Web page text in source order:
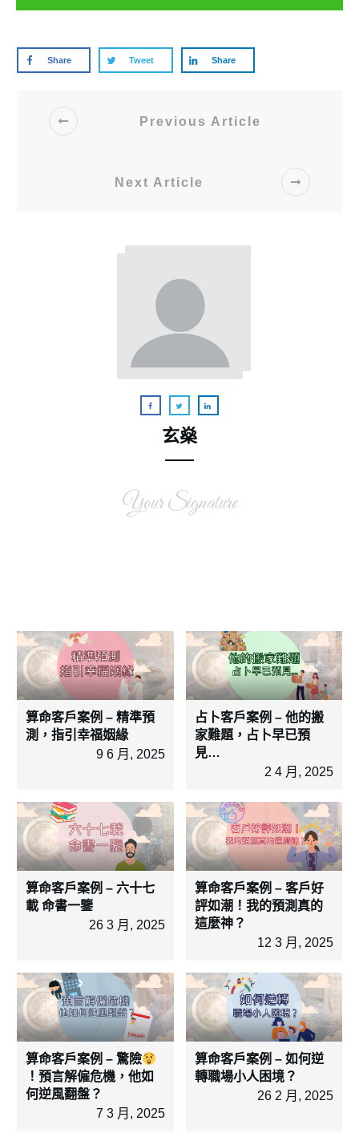
Share Tweet Share
Previous Article
Next Article
玄燊
Your Signature
算命客戶案例 – 精準預
測，指引幸福姻緣
9 6 月, 2025
占卜客戶案例 – 他的搬
家難題，占卜早已預
見…
2 4 月, 2025
算命客戶案例 – 六十七
載 命書一鑒
26 3 月, 2025
算命客戶案例 – 客戶好
評如潮！我的預測真的
這麼神？
12 3 月, 2025
算命客戶案例 – 驚險
！預言解僱危機，他如
何逆風翻盤？
7 3 月, 2025
算命客戶案例 – 如何逆
轉職場小人困境？
26 2 月, 2025